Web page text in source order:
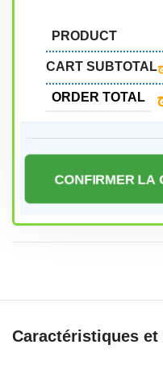
PRODUCT
CART SUBTOTAL
ORDER TOTAL
Caractéristiques